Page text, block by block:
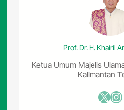
M
n
t
u
m
M
e
Prof. Dr. H. Khairil
Ketua Umum Majelis
Kalimantan
X Instagram